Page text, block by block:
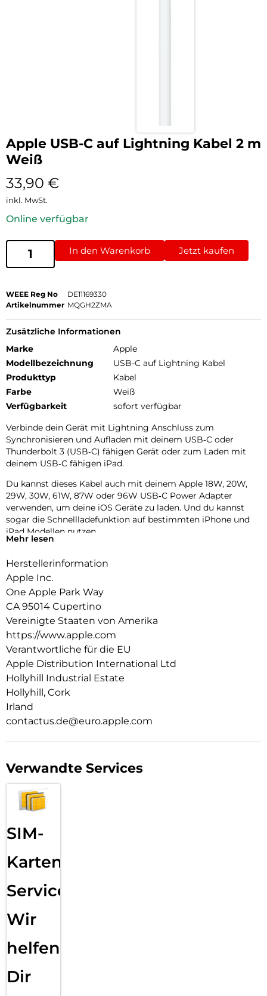
Apple USB-C auf Lightning Kabel 2 m
Weiß
33,90 €
inkl. MwSt.
Online verfügbar
In den Warenkorb Jetzt kaufen
WEEE Reg No
DE11169330
Artikelnummer MQGH2ZMA
Zusätzliche Informationen
Marke
Apple
Modellbezeichnung
USB-C auf Lightning Kabel
Produkttyp
Kabel
Farbe
Weiß
Verfügbarkeit
sofort verfügbar
Verbinde dein Gerät mit Lightning Anschluss zum
Synchronisieren und Aufladen mit deinem USB‑C oder
Thunderbolt 3 (USB‑C) fähigen Gerät oder zum Laden mit
deinem USB‑C fähigen iPad.
Du kannst dieses Kabel auch mit deinem Apple 18W, 20W,
29W, 30W, 61W, 87W oder 96W USB‑C Power Adapter
verwenden, um deine iOS Geräte zu laden. Und du kannst
sogar die Schnellladefunktion auf bestimmten iPhone und
iPad Modellen nutzen.
Mehr lesen
Herstellerinformation
Apple Inc.
One Apple Park Way
CA 95014 Cupertino
Vereinigte Staaten von Amerika
https://www.apple.com
Verantwortliche für die EU
Apple Distribution International Ltd
Hollyhill Industrial Estate
Hollyhill, Cork
Irland
contactus.de@euro.apple.com
Verwandte Services
SIM-
Karten
Service:
Wir
helfen
Dir